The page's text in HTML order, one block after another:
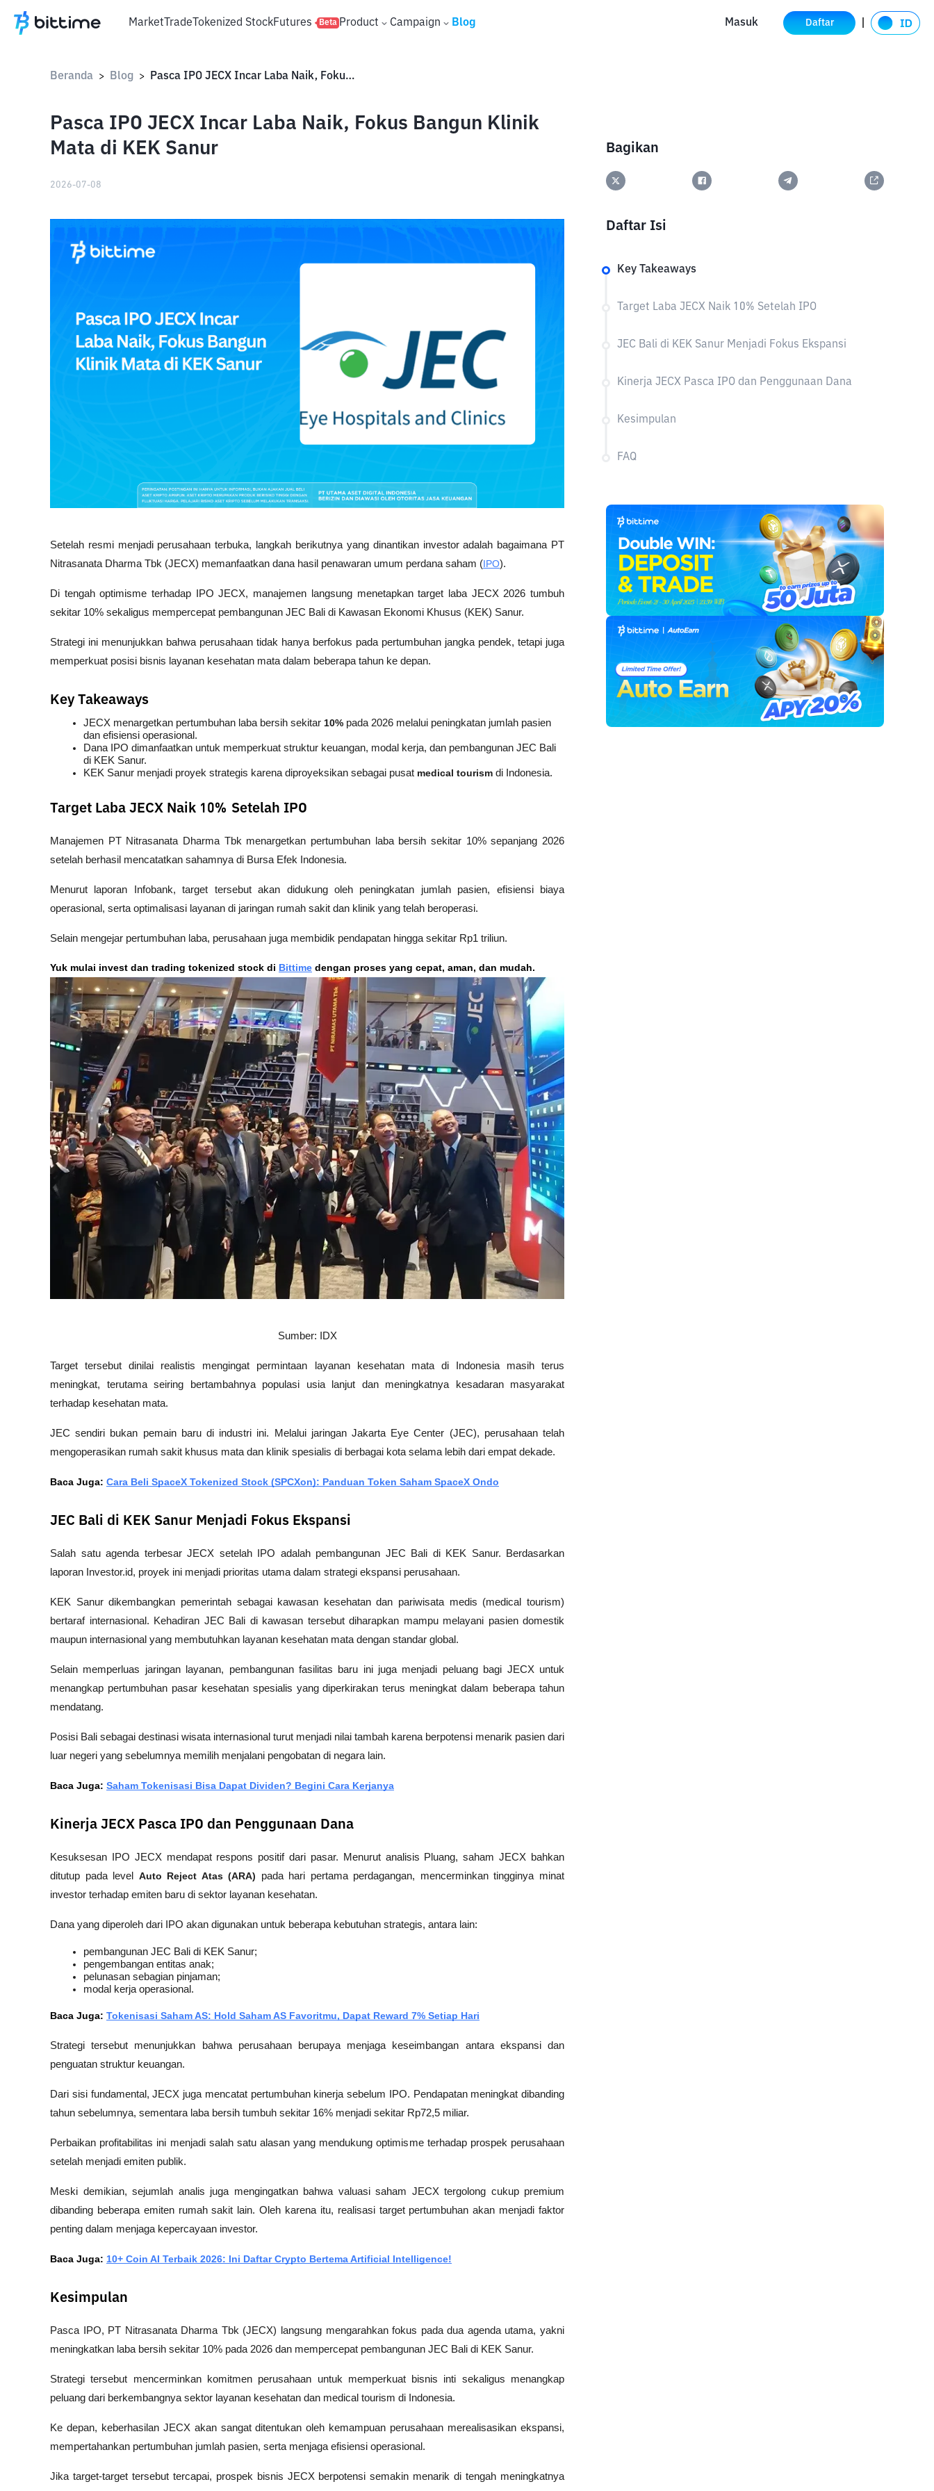
MarketTradeTokenized StockFutures Beta Product Campaign Blog Masuk Daftar
Beranda > Blog > Pasca IPO JECX Incar Laba Naik, Fokus Bangun Klinik Mata di KEK Sanur
Pasca IPO JECX Incar Laba Naik, Fokus Bangun Klinik
Mata di KEK Sanur
2026-07-08
Setelah resmi menjadi perusahaan terbuka, langkah berikutnya yang dinantikan investor adalah bagaimana PT
Nitrasanata Dharma Tbk (JECX) memanfaatkan dana hasil penawaran umum perdana saham (IPO).
Di tengah optimisme terhadap IPO JECX, manajemen langsung menetapkan target laba JECX 2026 tumbuh
sekitar 10% sekaligus mempercepat pembangunan JEC Bali di Kawasan Ekonomi Khusus (KEK) Sanur.
Strategi ini menunjukkan bahwa perusahaan tidak hanya berfokus pada pertumbuhan jangka pendek, tetapi juga
memperkuat posisi bisnis layanan kesehatan mata dalam beberapa tahun ke depan.
Key Takeaways
JECX menargetkan pertumbuhan laba bersih sekitar 10% pada 2026 melalui peningkatan jumlah pasien
dan efisiensi operasional.
Dana IPO dimanfaatkan untuk memperkuat struktur keuangan, modal kerja, dan pembangunan JEC Bali
di KEK Sanur.
KEK Sanur menjadi proyek strategis karena diproyeksikan sebagai pusat medical tourism di Indonesia.
Target Laba JECX Naik 10% Setelah IPO
Manajemen PT Nitrasanata Dharma Tbk menargetkan pertumbuhan laba bersih sekitar 10% sepanjang 2026
setelah berhasil mencatatkan sahamnya di Bursa Efek Indonesia.
Menurut laporan Infobank, target tersebut akan didukung oleh peningkatan jumlah pasien, efisiensi biaya
operasional, serta optimalisasi layanan di jaringan rumah sakit dan klinik yang telah beroperasi.
Selain mengejar pertumbuhan laba, perusahaan juga membidik pendapatan hingga sekitar Rp1 triliun.
Yuk mulai invest dan trading tokenized stock di Bittime dengan proses yang cepat, aman, dan mudah.
Sumber: IDX
Target tersebut dinilai realistis mengingat permintaan layanan kesehatan mata di Indonesia masih terus
meningkat, terutama seiring bertambahnya populasi usia lanjut dan meningkatnya kesadaran masyarakat
terhadap kesehatan mata.
JEC sendiri bukan pemain baru di industri ini. Melalui jaringan Jakarta Eye Center (JEC), perusahaan telah
mengoperasikan rumah sakit khusus mata dan klinik spesialis di berbagai kota selama lebih dari empat dekade.
Baca Juga: Cara Beli SpaceX Tokenized Stock (SPCXon): Panduan Token Saham SpaceX Ondo
JEC Bali di KEK Sanur Menjadi Fokus Ekspansi
Salah satu agenda terbesar JECX setelah IPO adalah pembangunan JEC Bali di KEK Sanur. Berdasarkan
laporan Investor.id, proyek ini menjadi prioritas utama dalam strategi ekspansi perusahaan.
KEK Sanur dikembangkan pemerintah sebagai kawasan kesehatan dan pariwisata medis (medical tourism)
bertaraf internasional. Kehadiran JEC Bali di kawasan tersebut diharapkan mampu melayani pasien domestik
maupun internasional yang membutuhkan layanan kesehatan mata dengan standar global.
Selain memperluas jaringan layanan, pembangunan fasilitas baru ini juga menjadi peluang bagi JECX untuk
menangkap pertumbuhan pasar kesehatan spesialis yang diperkirakan terus meningkat dalam beberapa tahun
mendatang.
Posisi Bali sebagai destinasi wisata internasional turut menjadi nilai tambah karena berpotensi menarik pasien dari
luar negeri yang sebelumnya memilih menjalani pengobatan di negara lain.
Baca Juga: Saham Tokenisasi Bisa Dapat Dividen? Begini Cara Kerjanya
Kinerja JECX Pasca IPO dan Penggunaan Dana
Kesuksesan IPO JECX mendapat respons positif dari pasar. Menurut analisis Pluang, saham JECX bahkan
ditutup pada level Auto Reject Atas (ARA) pada hari pertama perdagangan, mencerminkan tingginya minat
investor terhadap emiten baru di sektor layanan kesehatan.
Dana yang diperoleh dari IPO akan digunakan untuk beberapa kebutuhan strategis, antara lain:
pembangunan JEC Bali di KEK Sanur;
pengembangan entitas anak;
pelunasan sebagian pinjaman;
modal kerja operasional.
Baca Juga: Tokenisasi Saham AS: Hold Saham AS Favoritmu, Dapat Reward 7% Setiap Hari
Strategi tersebut menunjukkan bahwa perusahaan berupaya menjaga keseimbangan antara ekspansi dan
penguatan struktur keuangan.
Dari sisi fundamental, JECX juga mencatat pertumbuhan kinerja sebelum IPO. Pendapatan meningkat dibanding
tahun sebelumnya, sementara laba bersih tumbuh sekitar 16% menjadi sekitar Rp72,5 miliar.
Perbaikan profitabilitas ini menjadi salah satu alasan yang mendukung optimisme terhadap prospek perusahaan
setelah menjadi emiten publik.
Meski demikian, sejumlah analis juga mengingatkan bahwa valuasi saham JECX tergolong cukup premium
dibanding beberapa emiten rumah sakit lain. Oleh karena itu, realisasi target pertumbuhan akan menjadi faktor
penting dalam menjaga kepercayaan investor.
Baca Juga: 10+ Coin AI Terbaik 2026: Ini Daftar Crypto Bertema Artificial Intelligence!
Kesimpulan
Pasca IPO, PT Nitrasanata Dharma Tbk (JECX) langsung mengarahkan fokus pada dua agenda utama, yakni
meningkatkan laba bersih sekitar 10% pada 2026 dan mempercepat pembangunan JEC Bali di KEK Sanur.
Strategi tersebut mencerminkan komitmen perusahaan untuk memperkuat bisnis inti sekaligus menangkap
peluang dari berkembangnya sektor layanan kesehatan dan medical tourism di Indonesia.
Ke depan, keberhasilan JECX akan sangat ditentukan oleh kemampuan perusahaan merealisasikan ekspansi,
mempertahankan pertumbuhan jumlah pasien, serta menjaga efisiensi operasional.
Jika target-target tersebut tercapai, prospek bisnis JECX berpotensi semakin menarik di tengah meningkatnya
Bagikan
Daftar Isi
Key Takeaways
Target Laba JECX Naik 10% Setelah IPO
JEC Bali di KEK Sanur Menjadi Fokus Ekspansi
Kinerja JECX Pasca IPO dan Penggunaan Dana
Kesimpulan
FAQ